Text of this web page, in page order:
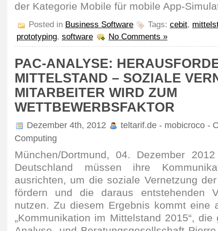
der Kategorie Mobile für mobile App-
Posted in Business Software Tags: cebit,
prototyping, software No Comments »
PAC-ANALYSE:
MITTELSTAND – SOZIALE
MITARBEITER WIRD ZUM
WETTBEWERBSFAKTOR
Dezember 4th, 2012
teltarif.de - mobicroco -
Computing
München/Dortmund, 04. Dezember
Deutschland müssen ihre
ausrichten, um die soziale Vernetzung
fördern und die daraus entstehenden
nutzen. Zu diesem Ergebnis kommt eine
„Kommunikation im Mittelstand 2015“,